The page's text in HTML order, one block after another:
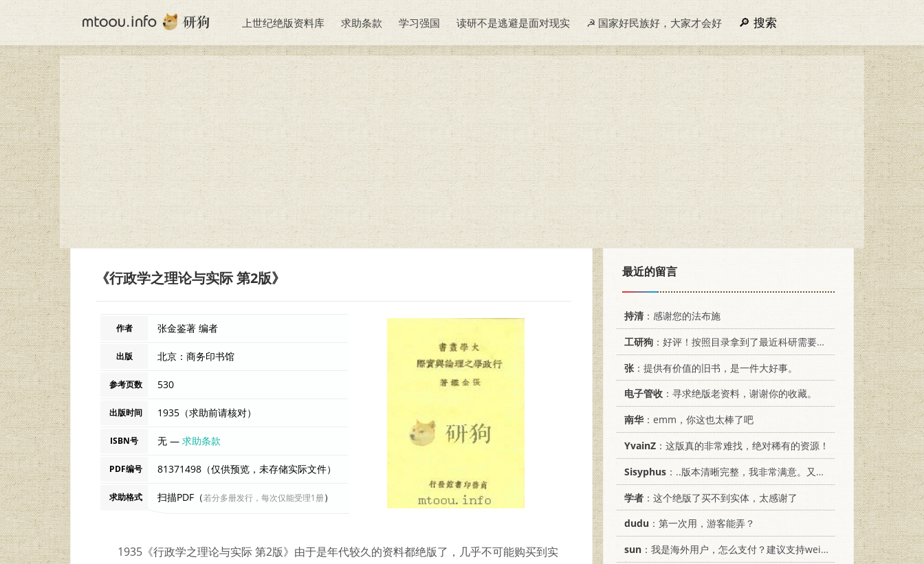
上世纪绝版资料库 求助条款 学习强国 读研不是逃避是面对现实 ☭ 国家好民族好，大家才会好 搜索
《行政学之理论与实际 第2版》
作者 张金鉴著 编者
出版 北京：商务印书馆
参考页数 530
出版时间 1935（求助前请核对）
ISBN号 无 —求助条款
PDF编号 81371498（仅供预览，未存储实际文件）
求助格式 扫描PDF（若分多册发行，每次仅能受理1册）
1935《行政学之理论与实际 第2版》由于是年代较久的资料都绝版了，几乎不可能购买到实
最近的留言
持清：感谢您的法布施
工研狗 ：好评！按照目录拿到了最近科研需要的材料！
张 ：提供有价值的旧书，是一件大好事。
电子管收 ：寻求绝版老资料，谢谢你的收藏。
南华：emm，你这也太棒了吧
YvainZ ：这版真的非常难找，绝对稀有的资源！
Sisyphus ：..版本清晰完整，我非常满意。又及，这本《话语的真相》...
学者 ：这个绝版了买不到实体，太感谢了
dudu ：第一次用，游客能弄？
sun ：我是海外用户，怎么支付？建议支持weixin支付